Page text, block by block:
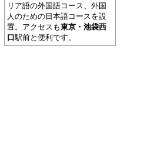
リア語の外国語コース、外国
人のための日本語コースを設
置。アクセスも東京・池袋西
口駅前と便利です。